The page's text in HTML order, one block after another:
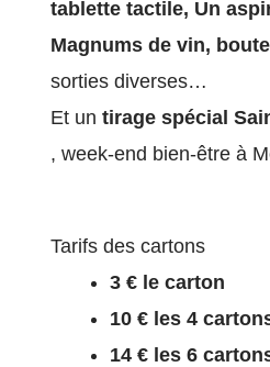
tablette tactile, Un
Magnums de vin,
sorties diverses…
Et un tirage spécial
, week-end bien-être à
Tarifs des cartons
3 € le carton
10 € les 4
14 € les 6